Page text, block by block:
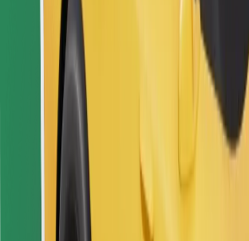
Cookies
Seguridad
Consigue un viaje en minutos
Descargar la app de Bolt
Encuentra tu comida favorita
Descargar la app de Bolt Food